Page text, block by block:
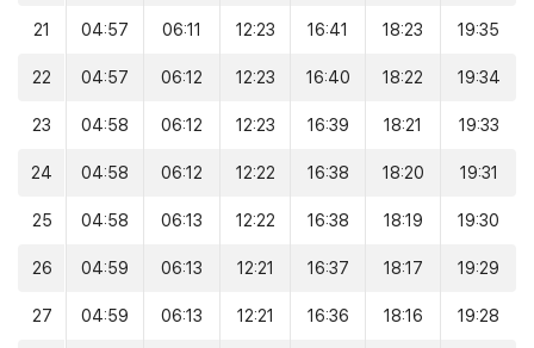
21 04:57 06:11 12:23 16:41 18:23 19:35
22 04:57 06:12 12:23 16:40 18:22 19:34
23 04:58 06:12 12:23 16:39 18:21 19:33
24 04:58 06:12 12:22 16:38 18:20 19:31
25 04:58 06:13 12:22 16:38 18:19 19:30
26 04:59 06:13 12:21 16:37 18:17 19:29
27 04:59 06:13 12:21 16:36 18:16 19:28